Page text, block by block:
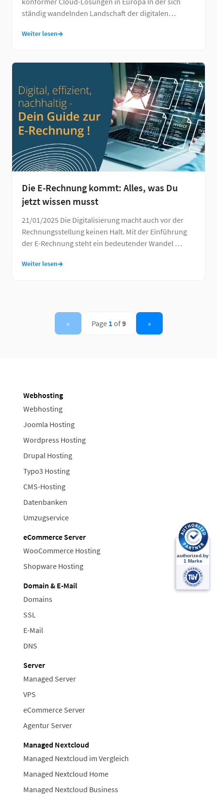
ständig wandelnden Landschaft der digitalen
Weiter lesen→
Die E-Rechnung kommt: Alles, was Du
jetzt wissen musst
21/01/2025 Die Digitalisierung macht auch vor der
Rechnungsstellung keinen Halt. Mit der Einführung
der E-Rechnung steht ein bedeutender Wandel …
Weiter lesen→
« Page 1of9 »
Webhosting
Webhosting
Joomla Hosting
Wordpress Hosting
Drupal Hosting
Typo3 Hosting
CMS-Hosting
Datenbanken
Umzugservice
eCommerce Server
WooCommerce Hosting
Shopware Hosting
Domain & E-Mail
Domains
SSL
E-Mail
DNS
Server
Managed Server
VPS
eCommerce Server
Agentur Server
Managed Nextcloud
Managed Nextcloud im Vergleich
Managed Nextcloud Home
Managed Nextcloud Business